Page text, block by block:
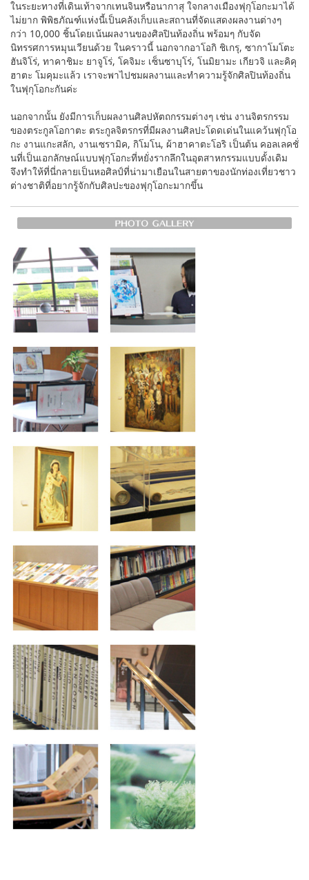
ในระยะทางที่เดินเท้าจากเทนจินหรือนากาสุ ใจกลางเมืองฟุกุโอกะมาได้
ไม่ยาก พิพิธภัณฑ์แห่งนี้เป็นคลังเก็บและสถานที่จัดแสดงผลงานต่างๆ
กว่า 10,000 ชิ้นโดยเน้นผลงานของศิลปินท้องถิ่น พร้อมๆ กับจัด
นิทรรศการหมุนเวียนด้วย ในคราวนี้ นอกจากอาโอกิ ชิเกรุ, ซากาโมโตะ
ฮันจิโร่, ทาคาชิมะ ยาจูโร่, โคจิมะ เซ็นซาบุโร่, โนมิยามะ เกียวจิ และคิคุ
ฮาตะ โมคุมะแล้ว เราจะพาไปชมผลงานและทำความรู้จักศิลปินท้องถิ่น
ในฟุกุโอกะกันค่ะ
นอกจากนั้น ยังมีการเก็บผลงานศิลปหัตถกรรมต่างๆ เช่น งานจิตรกรรม
ของตระกูลโอกาตะ ตระกูลจิตรกรที่มีผลงานศิลปะโดดเด่นในแคว้นฟุกุโอ
กะ งานแกะสลัก, งานเซรามิค, กิโมโน, ผ้าฮาคาตะโอริ เป็นต้น คอลเลคชั่
นที่เป็นเอกลักษณ์แบบฟุกุโอกะที่หยั่งรากลึกในอุตสาหกรรมแบบดั้งเดิม
จึงทำให้ที่นี่กลายเป็นหอศิลป์ที่น่ามาเยือนในสายตาของนักท่องเที่ยวชาว
ต่างชาติที่อยากรู้จักกับศิลปะของฟุกุโอกะมากขึ้น